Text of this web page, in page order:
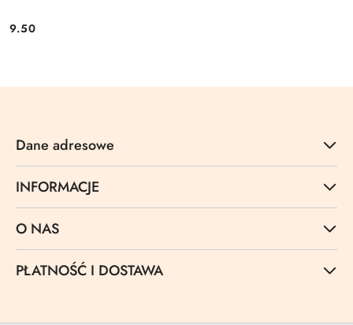
Cena:
9.50
Dane adresowe
INFORMACJE
O NAS
PŁATNOŚĆ I DOSTAWA